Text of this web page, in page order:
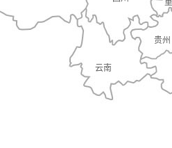
云南
贵州